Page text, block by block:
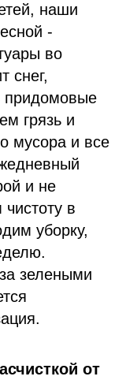
наши
-
во
снег,
придомовые
грязь и
мусора и все
и не
в
уборку,
зелеными
от